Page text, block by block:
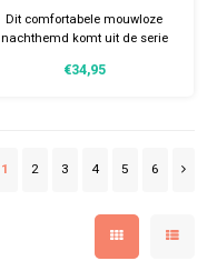
Dit comfortabele mouwloze
nachthemd komt uit de serie
nachthemd is uitgevoerd in een
€34,95
1 2 3 4 5 6